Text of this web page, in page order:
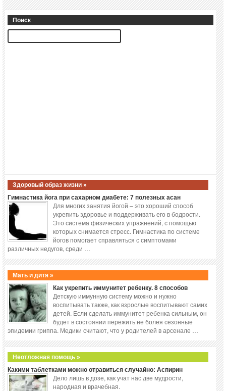
Поиск
Здоровый образ жизни »
Гимнастика йога при сахарном диабете: 7 полезных асан
Для многих занятия йогой – это хороший способ
укрепить здоровье и поддерживать его в бодрости.
Это система физических упражнений, с помощью
которых снимается стресс. Гимнастика по системе
йогов помогает справляться с симптомами
различных недугов, среди …
Мать и дитя »
Как укрепить иммунитет ребенку. 8 способов
Детскую иммунную систему можно и нужно
воспитывать также, как взрослые воспитывают самих
детей. Если сделать иммунитет ребенка сильным, он
будет в состоянии пережить не болея сезонные
эпидемии гриппа. Медики считают, что у родителей в арсенале …
Неотложная помощь »
Какими таблетками можно отравиться случайно: Аспирин
Дело лишь в дозе, как учат нас две мудрости,
народная и врачебная.